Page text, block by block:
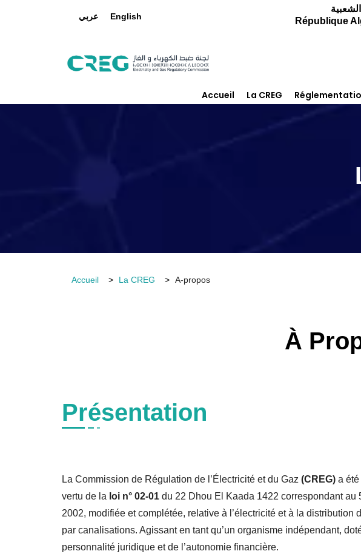
عربي English
République
Accueil La CREG
Accueil La CREG A-propos
À
Présentation
La Commission de Régulation de l’Électricité et du Gaz (CREG) a été
vertu de la loi n° 02-01 du 22 Dhou El Kaada 1422 correspondant au
2002, modifiée et complétée, relative à l’électricité et à la distribution
par canalisations. Agissant en tant qu’un organisme indépendant,
personnalité juridique et de l’autonomie financière.